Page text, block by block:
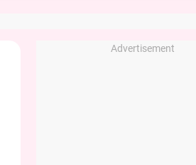
Advertisement